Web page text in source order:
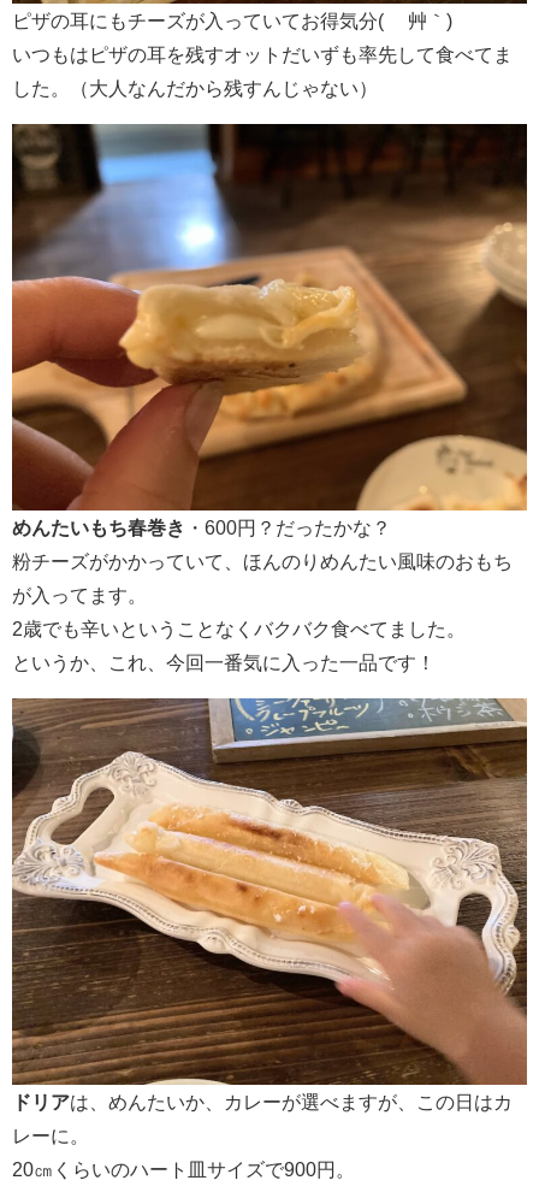
ピザの耳にもチーズが入っていてお得気分( ´艸｀)
いつもはピザの耳を残すオットだいずも率先して食べてま
した。（大人なんだから残すんじゃない）
めんたいもち春巻き ・600円？だったかな？
粉チーズがかかっていて、ほんのりめんたい風味のおもち
が入ってます。
2歳でも辛いということなくバクバク食べてました。
というか、これ、今回一番気に入った一品です！
ドリアは、めんたいか、カレーが選べますが、この日はカ
レーに。
20㎝くらいのハート皿サイズで900円。